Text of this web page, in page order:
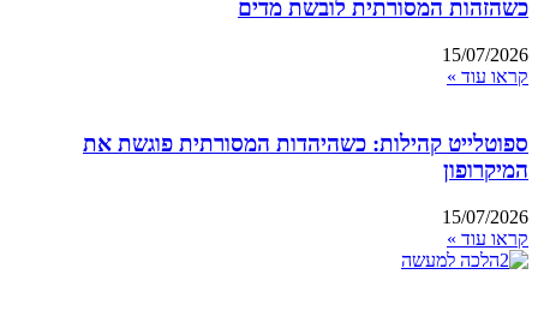
כשהזהות המסורתית לובשת מדים
15/07/2026
קראו עוד »
ספוטלייט קהילות: כשהיהדות המסורתית פוגשת את
המיקרופון
15/07/2026
קראו עוד »